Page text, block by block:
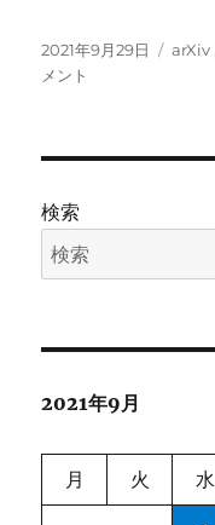
投
稿
2021年9月29日
カ
arXiv
メント
検索
2021年9月
月 火 水